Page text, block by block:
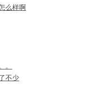
么样啊
。
不少